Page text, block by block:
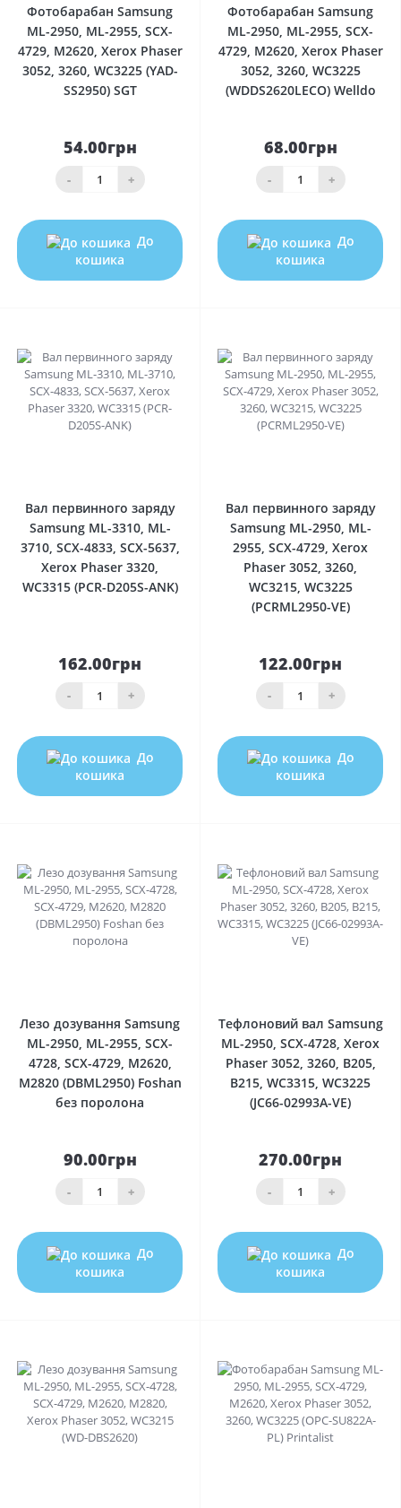
Фотобарабан Samsung
ML-2950, ML-2955, SCX-
4729, M2620, Xerox Phaser
3052, 3260, WC3225 (YAD-
SS2950) SGT
54.00грн
- +
До
кошика
Фотобарабан Samsung
ML-2950, ML-2955, SCX-
4729, M2620, Xerox Phaser
3052, 3260, WC3225
(WDDS2620LECO) Welldo
68.00грн
- +
До
кошика
Вал первинного заряду
Samsung ML-3310, ML-
3710, SCX-4833, SCX-5637,
Xerox Phaser 3320,
WC3315 (PCR-D205S-ANK)
162.00грн
- +
До
кошика
Вал первинного заряду
Samsung ML-2950, ML-
2955, SCX-4729, Xerox
Phaser 3052, 3260,
WC3215, WC3225
(PCRML2950-VE)
122.00грн
- +
До
кошика
Лезо дозування Samsung
ML-2950, ML-2955, SCX-
4728, SCX-4729, M2620,
M2820 (DBML2950) Foshan
без поролона
90.00грн
- +
До
кошика
Тефлоновий вал Samsung
ML-2950, SCX-4728, Xerox
Phaser 3052, 3260, B205,
B215, WC3315, WC3225
(JC66-02993A-VE)
270.00грн
- +
До
кошика